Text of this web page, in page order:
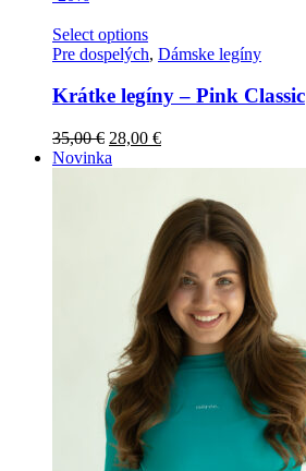
Select options
Pre dospelých, Dámske legíny
Krátke legíny – Pink Classic
35,00€ 28,00 €
Novinka